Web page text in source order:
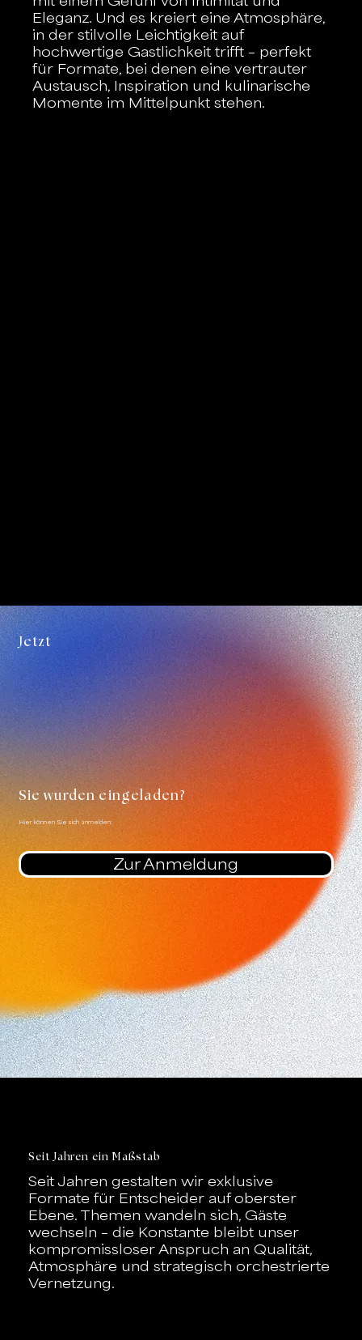
Eleganz. Und es kreiert eine Atmosphäre,
in der stilvolle Leichtigkeit auf
hochwertige Gastlichkeit trifft – perfekt
für Formate, bei denen eine vertrauter
Austausch, Inspiration und kulinarische
Momente im Mittelpunkt stehen.
Jetzt
Sie wurden eingeladen?
Hier können Sie sich anmelden:
Zur Anmeldung
Seit Jahren ein Maßstab
Seit Jahren gestalten wir exklusive
Formate für Entscheider auf oberster
Ebene. Themen wandeln sich, Gäste
wechseln – die Konstante bleibt unser
kompromissloser Anspruch an Qualität,
Atmosphäre und strategisch orchestrierte
Vernetzung.